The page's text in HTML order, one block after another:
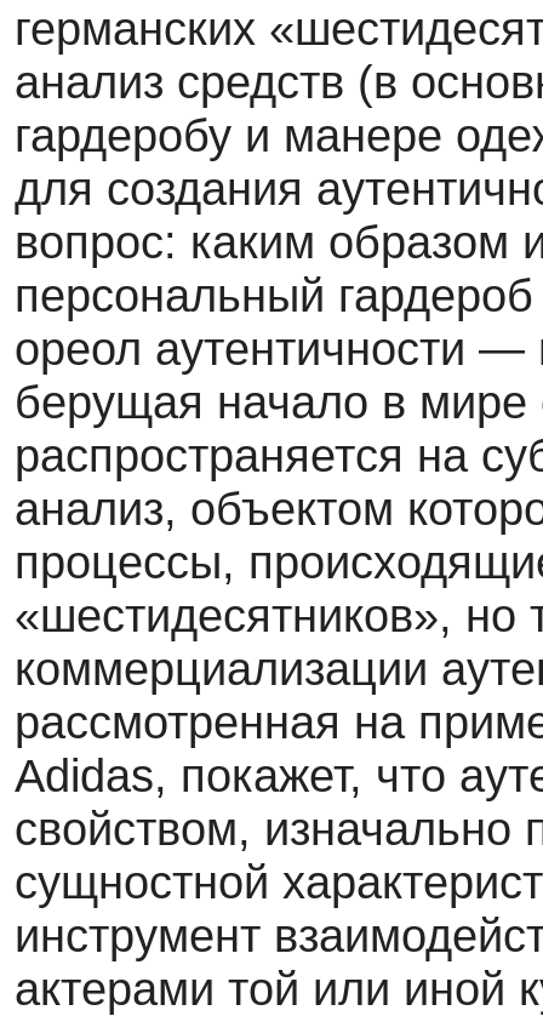
германских
анализ средств (в
гарде­робу и манере
для создания
вопрос: каким образом
персональный
ореол аутентичности —
берущая начало в
распространяется на
анализ, объектом
процессы,
«шестидесятников», но
коммерциализации
рассмотренная на
Adidas, покажет, что
свойством,
сущностной
инструмент
актерами той или иной